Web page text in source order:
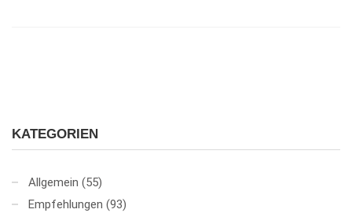
KATEGORIEN
Allgemein (55)
Empfehlungen (93)